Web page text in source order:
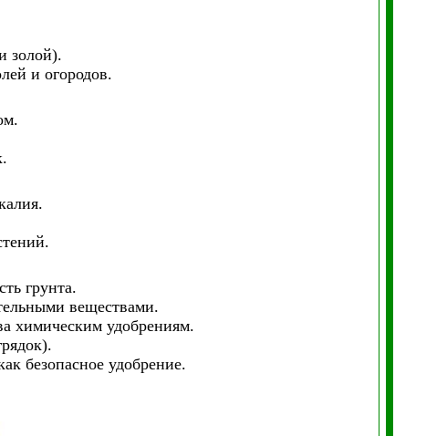
золой).
и огородов.
грунта.
веществами.
химическим удобрениям.
безопасное удобрение.